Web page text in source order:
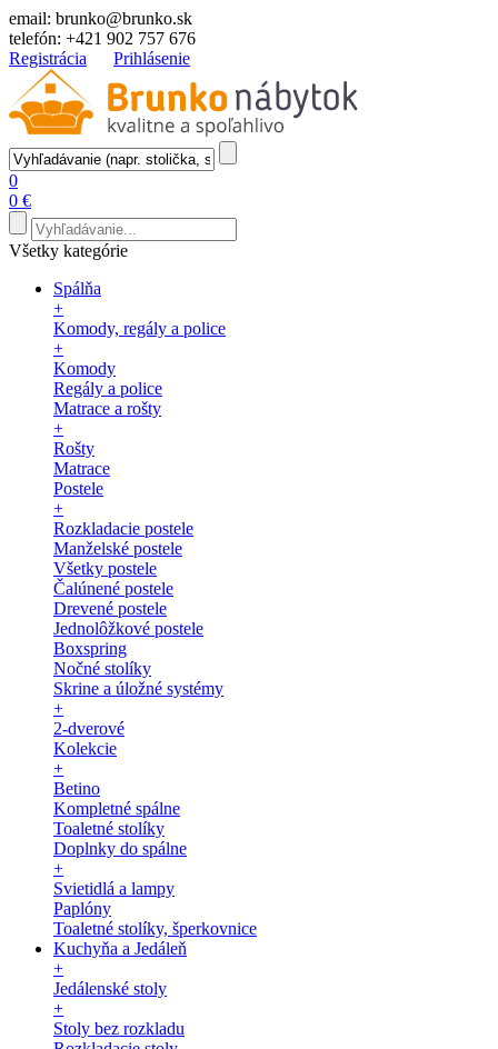
email: brunko@brunko.sk
telefón: +421 902 757 676
Registrácia
Prihlásenie
0
0 €
Všetky kategórie
Spálňa
+
Komody, regály a police
+
Komody
Regály a police
Matrace a rošty
+
Rošty
Matrace
Postele
+
Rozkladacie postele
Manželské postele
Všetky postele
Čalúnené postele
Drevené postele
Jednolôžkové postele
Boxspring
Nočné stolíky
Skrine a úložné systémy
+
2-dverové
Kolekcie
+
Betino
Kompletné spálne
Toaletné stolíky
Doplnky do spálne
+
Svietidlá a lampy
Paplóny
Toaletné stolíky, šperkovnice
Kuchyňa a Jedáleň
+
Jedálenské stoly
+
Stoly bez rozkladu